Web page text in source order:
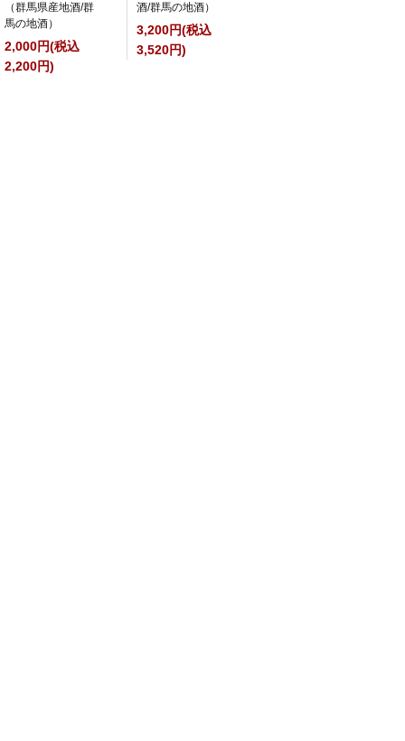
（群馬県産地酒/群
馬の地酒）
2,000円(税込
2,200円)
酒/群馬の地酒）
3,200円(税込
3,520円)